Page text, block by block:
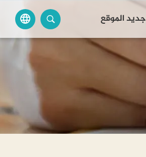
جديد الموقع language